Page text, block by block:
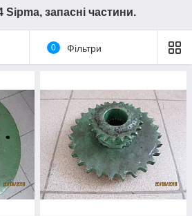
Sipma, запасні частини.
0 Фільтри